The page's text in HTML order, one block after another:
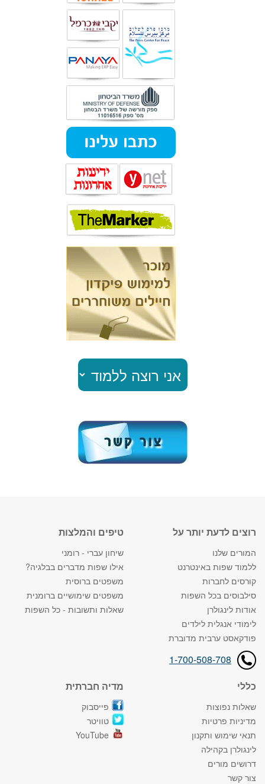
רוצים לדעת יותר על
המורים שלנו
ללמוד שפות באינטרנט
קורסים לחברות
סילבוסים בכל השפות
אודות לינגולרן
לימודי אנגלית לילדים
פודקאסט ערבית מדוברת
1-700-508-708
טיפים והמלצות
שיחון עברי - רומני
אילו שפות מדברים בבלגיה?
משפטים ברוסית
משפטים שימושיים ברומנית
שאלות ותשובות - כל השפות
כללי
שאלות נפוצות
מדיניות פרטיות
תנאי שימוש ותקנון
לינגולרן בקהילה
דרושים מורים
צור קשר
מדיה חברתית
פייסבוק
טוויטר
YouTube